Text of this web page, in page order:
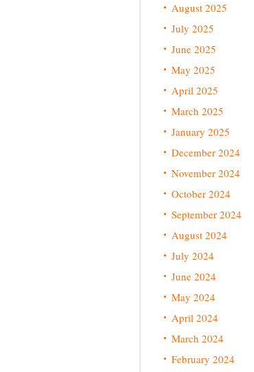
August 2025
July 2025
June 2025
May 2025
April 2025
March 2025
January 2025
December 2024
November 2024
October 2024
September 2024
August 2024
July 2024
June 2024
May 2024
April 2024
March 2024
February 2024